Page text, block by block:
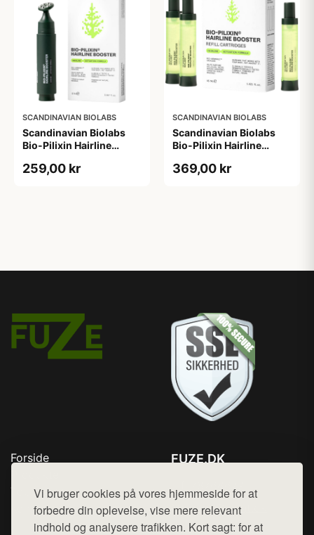
Vi bruger cookies på vores hjemmeside for at
forbedre din oplevelse, vise mere relevant
indhold og analysere trafikken. Kort sagt: for at
SCANDINAVIAN BIOLABS
Scandinavian Biolabs
Bio-Pilixin Hairline
259,00 kr
SCANDINAVIAN BIOLABS
Scandinavian Biolabs
Bio-Pilixin Hairline
15 ml (3 stk)
369,00 kr
Forside
Top Rabatter
Kontakt
FUZE.DK
Mail: hej@want.dk